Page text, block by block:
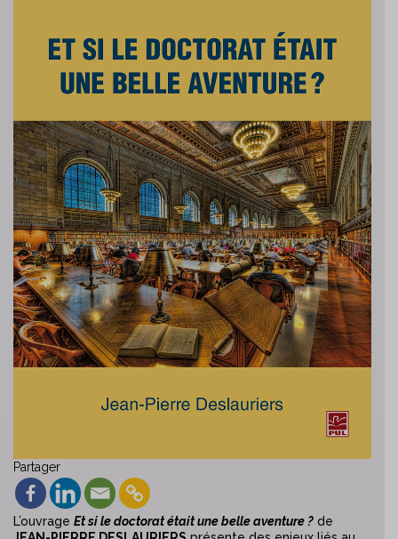
Partager
L’ouvrage Et si le doctorat était une belle aventure ? de